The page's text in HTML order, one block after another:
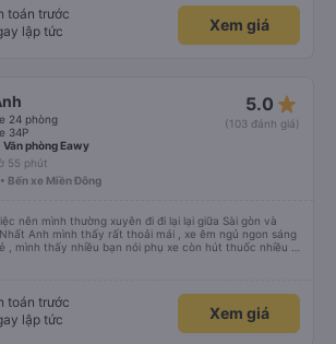
sẽ tiếp tục ủng hộ nhà xe. Hy vọng lần sau sẽ tốt hơn.
xe.
toán trước
lập tức
Xem giá
24 phòng
34P
5.0 star_rate
(103 đánh giá)
Văn phòng Eawy
55 phút
Bến xe Miền Đông
nên mình thường xuyên đi đi lại lại giữa Sài gòn và
Anh mình thấy rất thoải mái , xe êm ngủ ngon sáng
, mình thấy nhiều bạn nói phụ xe còn hút thuốc nhiều ,
hút nhưng các bạn ấy cũng để khói ngay chỗ hut
toán trước
lập tức
Xem giá